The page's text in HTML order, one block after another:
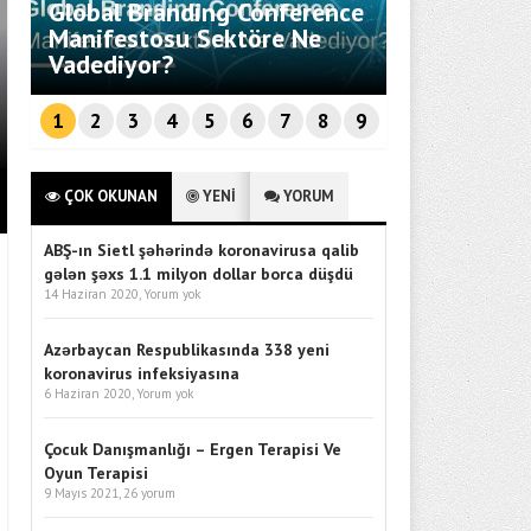
7 AĞUSTOS HAFTASINDA
Global Branding Conference
Manifestosu Sektöre Ne
Vadediyor?
Savunma
1 2 3 4 5 6 7 8 9
ÇOK OKUNAN YENİ YORUM
ABŞ-ın Sietl şəhərində koronavirusa qalib
gələn şəxs 1.1 milyon dollar borca düşdü
14 Haziran 2020, Yorum yok
Azərbaycan Respublikasında 338 yeni
koronavirus infeksiyasına
6 Haziran 2020, Yorum yok
Çocuk Danışmanlığı – Ergen Terapisi Ve
Oyun Terapisi
9 Mayıs 2021, 26 yorum